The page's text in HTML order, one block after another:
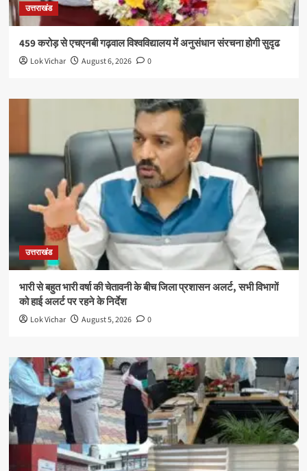
उत्तराखंड
459 करोड़ से एचएनबी गढ़वाल विश्वविद्यालय में अनुसंधान संरचना होगी सुदृढ
Lok Vichar August 6, 2026 0
उत्तराखंड
भारी से बहुत भारी वर्षा की चेतावनी के बीच जिला प्रशासन अलर्ट, सभी विभागों
को हाई अलर्ट पर रहने के निर्देश
Lok Vichar August 5, 2026 0